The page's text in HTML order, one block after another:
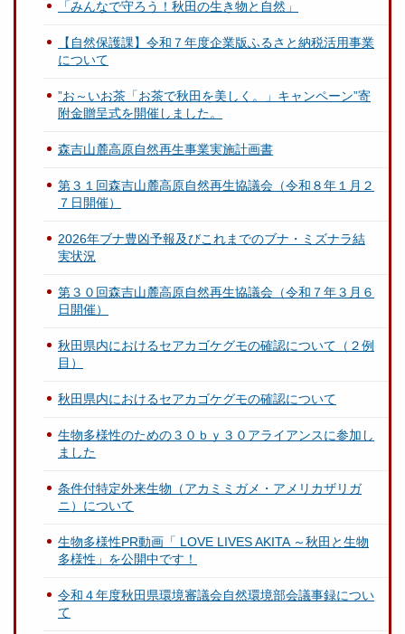
「みんなで守ろう！秋田の生き物と自然」
【自然保護課】令和７年度企業版ふるさと納税活用事業
について
”お～いお茶「お茶で秋田を美しく。」キャンペーン”寄
附金贈呈式を開催しました。
森吉山麓高原自然再生事業実施計画書
第３１回森吉山麓高原自然再生協議会（令和８年１月２
７日開催）
2026年ブナ豊凶予報及びこれまでのブナ・ミズナラ結
実状況
第３０回森吉山麓高原自然再生協議会（令和７年３月６
日開催）
秋田県内におけるセアカゴケグモの確認について（２例
目）
秋田県内におけるセアカゴケグモの確認について
生物多様性のための３０ｂｙ３０アライアンスに参加し
ました
条件付特定外来生物（アカミミガメ・アメリカザリガ
ニ）について
生物多様性PR動画「 LOVE LIVES AKITA ～秋田と生物
多様性」を公開中です！
令和４年度秋田県環境審議会自然環境部会議事録につい
て